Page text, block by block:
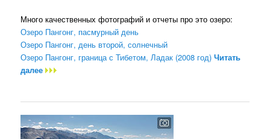
Много качественных фотографий и отчеты про это озеро:
Озеро Пангонг, пасмурный день
Озеро Пангонг, день второй, солнечный
Озеро Пангонг, граница с Тибетом, Ладак (2008 год) Читать
далее